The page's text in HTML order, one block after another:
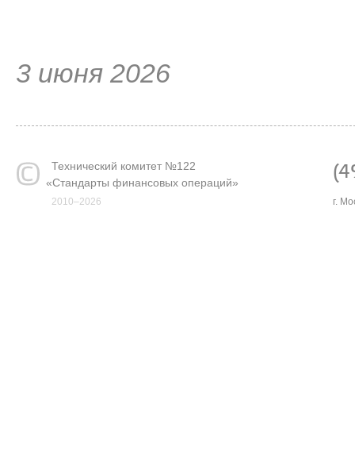
3 июня 2026
Технический комитет №122
«Стандарты финансовых операций»
2010–2026 г.